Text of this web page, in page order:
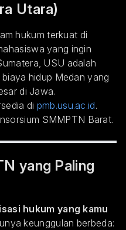
Utara)
hukum terkuat di
yang ingin
USU adalah
hidup Medan yang
di Jawa.
di pmb.usu.ac.id.
SMMPTN Barat.
yang Paling
hukum yang kamu
keunggulan berbeda: